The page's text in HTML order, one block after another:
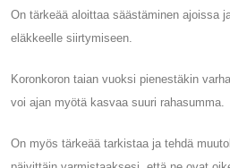
On tärkeää aloittaa säästäminen ajoissa
eläkkeelle siirtymiseen.
Koronkoron taian vuoksi pienestäkin
voi ajan myötä kasvaa suuri rahasumma.
On myös tärkeää tarkistaa ja tehdä